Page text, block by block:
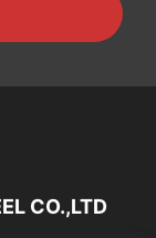
CO.,LTD